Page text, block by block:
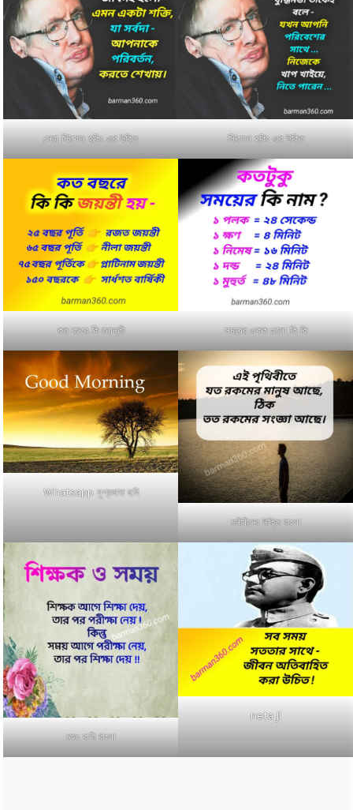
সেরা স্টিফেন হকিং এর উক্তি স্টিফেন হকিং এর উক্তি
কত বছরে কি জয়ন্তী সময়ের একক গুলো কি কি
Whatsapp সুপ্রভাত ছবি
মনীষীদের উক্তি বাংলা
মহৎ বাণী বাংলা
neta ji